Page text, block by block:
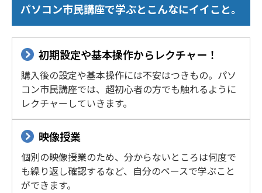
パソコン市民講座で学ぶとこんなにイイこと。
初期設定や基本操作からレクチャー！
購入後の設定や基本操作には不安はつきもの。パソ
コン市民講座では、超初心者の方でも触れるように
レクチャーしていきます。
映像授業
個別の映像授業のため、分からないところは何度で
も繰り返し確認するなど、自分のペースで学ぶこと
ができます。